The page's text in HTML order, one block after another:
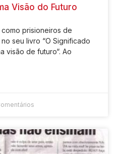
Visão do Futuro
prisioneiros de
seu livro “O Significado
visão de futuro“. Ao